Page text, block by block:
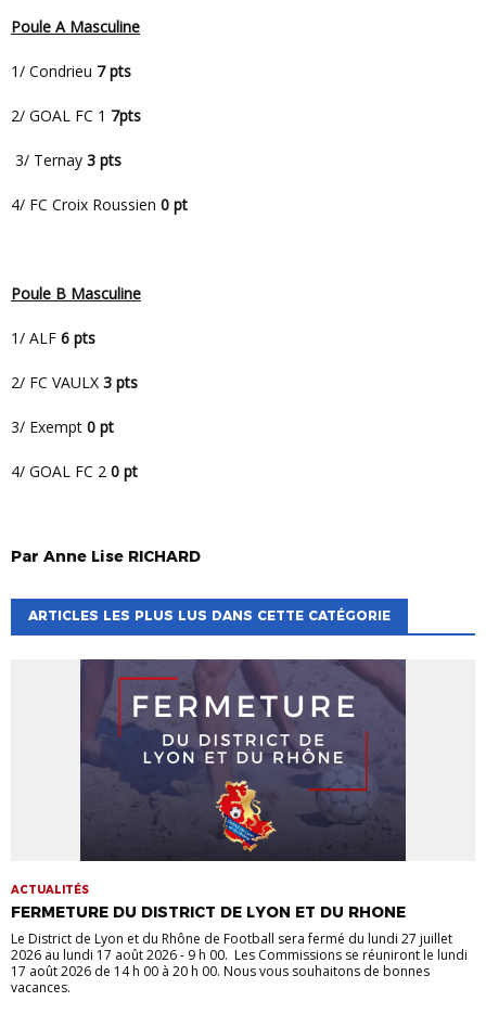
Poule A Masculine
1/ Condrieu 7 pts
2/ GOAL FC 1 7pts
3/ Ternay 3 pts
4/ FC Croix Roussien 0 pt
Poule B Masculine
1/ ALF 6 pts
2/ FC VAULX 3 pts
3/ Exempt 0 pt
4/ GOAL FC 2 0 pt
Par Anne Lise RICHARD
ARTICLES LES PLUS LUS DANS CETTE CATÉGORIE
ACTUALITÉS
FERMETURE DU DISTRICT DE LYON ET DU RHONE
Le District de Lyon et du Rhône de Football sera fermé du lundi 27 juillet
2026 au lundi 17 août 2026 - 9 h 00. Les Commissions se réuniront le lundi
17 août 2026 de 14 h 00 à 20 h 00. Nous vous souhaitons de bonnes
vacances.